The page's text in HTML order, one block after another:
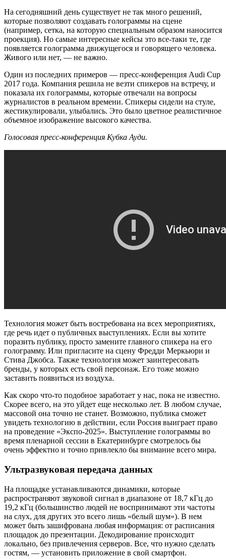
На сегодняшний день существует не так много решений,
которые позволяют создавать голограммы на сцене
(например, сетка, на которую специальным образом наносится
проекция). Но самые интересные кейсы это все-таки те, где
появляется голограмма движущегося и говорящего человека.
Живого или нет, — не важно.
Один из последних примеров — пресс-конференция Audi Cup
2017 года. Компания решила не везти спикеров на встречу, и
показала их голограммы, которые отвечали на вопросы
журналистов в реальном времени. Спикеры сидели на стуле,
жестикулировали, улыбались. Это было цветное реалистичное
объемное изображение высокого качества.
Голосовая пресс-конференция Кубка Ауди.
Технология может быть востребована на всех мероприятиях,
где речь идет о публичных выступлениях. Если вы хотите
поразить публику, просто замените главного спикера на его
голограмму. Или пригласите на сцену Фредди Меркьюри и
Стива Джобса. Также технология может заинтересовать
бренды, у которых есть свой персонаж. Его тоже можно
заставить появиться из воздуха.
Как скоро что-то подобное заработает у нас, пока не известно.
Скорее всего, на это уйдет еще несколько лет. В любом случае,
массовой она точно не станет. Возможно, публика сможет
увидеть технологию в действии, если Россия выиграет право
на проведение «Экспо-2025». Выступление голограммы во
время пленарной сессии в Екатеринбурге смотрелось бы
очень эффектно и точно привлекло бы внимание всего мира.
Ультразвуковая передача данных
На площадке устанавливаются динамики, которые
распространяют звуковой сигнал в диапазоне от 18,7 кГц до
19,2 кГц (большинство людей не воспринимают эти частоты
на слух, для других это всего лишь «белый шум»). В нем
может быть зашифрована любая информация: от расписания
площадок до презентации. Декодирование происходит
локально, без привлечения серверов. Все, что нужно сделать
гостям, — установить приложение в свой смартфон.